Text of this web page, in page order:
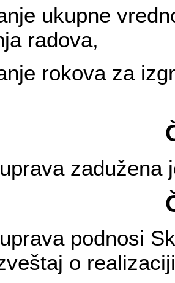
ukupne
radova,
rokova za
zadužena
podnosi
o